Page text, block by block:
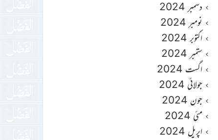
دسمبر 2024
نومبر 2024
اکتوبر 2024
ستمبر 2024
اگست 2024
جولائی 2024
جون 2024
مئی 2024
اپریل 2024